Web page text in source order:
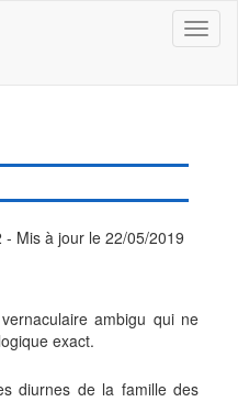
Toggle
Mis à jour le 22/05/2019
ambigu qui ne
exact.
diurnes de la famille des